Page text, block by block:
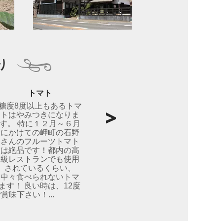
トマト
度8度以上もあるトマ
トはやみつきになりま
す。 特に１２月～６月
にかけての岬町の石野
さんのフルーツトマト
は絶品です！都内の高
級レストランでも使用
されているくらい、
中々食べられないトマ
す！ 良い時は、12度
味下さい！...